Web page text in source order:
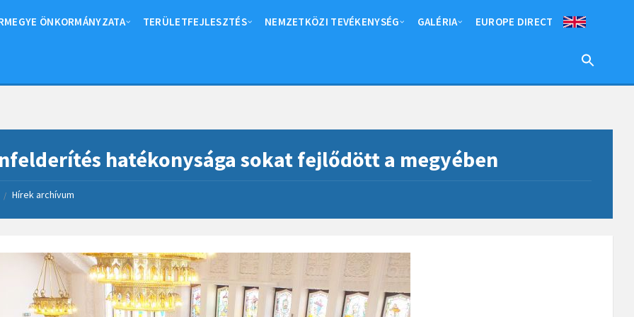
ÖNKORMÁNYZATA TERÜLETFEJLESZTÉS NEMZETKÖZI TEVÉKENYSÉG GALÉRIA EUROPE DIRECT
hatékonysága sokat fejlődött a megyében
/ Hírek archívum